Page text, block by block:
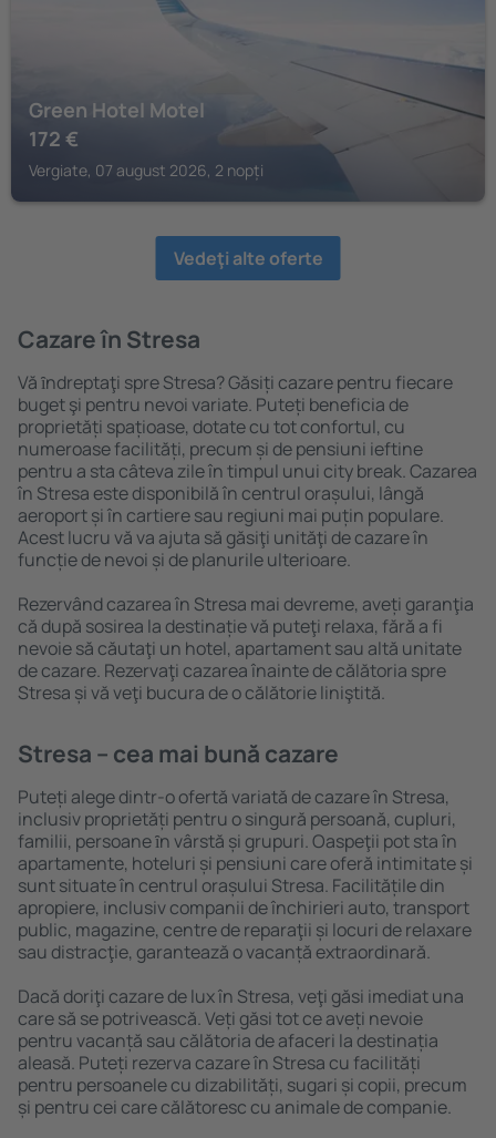
Green Hotel Motel
172 €
Vergiate, 07 august 2026, 2 nopți
Vedeţi alte oferte
Cazare în Stresa
Vă ȋndreptaţi spre Stresa? Găsiți cazare pentru fiecare
buget şi pentru nevoi variate. Puteți beneficia de
proprietăți spațioase, dotate cu tot confortul, cu
numeroase facilități, precum și de pensiuni ieftine
pentru a sta câteva zile în timpul unui city break. Cazarea
în Stresa este disponibilă în centrul orașului, lângă
aeroport și în cartiere sau regiuni mai puțin populare.
Acest lucru vă va ajuta să găsiţi unităţi de cazare în
funcție de nevoi și de planurile ulterioare.
Rezervând cazarea în Stresa mai devreme, aveți garanţia
că după sosirea la destinație vă puteţi relaxa, fără a fi
nevoie să căutaţi un hotel, apartament sau altă unitate
de cazare. Rezervaţi cazarea înainte de călătoria spre
Stresa și vă veţi bucura de o călătorie liniştită.
Stresa – cea mai bună cazare
Puteți alege dintr-o ofertă variată de cazare în Stresa,
inclusiv proprietăți pentru o singură persoană, cupluri,
familii, persoane ȋn vârstă și grupuri. Oaspeţii pot sta în
apartamente, hoteluri și pensiuni care oferă intimitate și
sunt situate în centrul orașului Stresa. Facilitățile din
apropiere, inclusiv companii de închirieri auto, transport
public, magazine, centre de reparaţii și locuri de relaxare
sau distracţie, garantează o vacanță extraordinară.
Dacă doriţi cazare de lux în Stresa, veţi găsi imediat una
care să se potrivească. Veți găsi tot ce aveți nevoie
pentru vacanță sau călătoria de afaceri la destinația
aleasă. Puteți rezerva cazare în Stresa cu facilități
pentru persoanele cu dizabilități, sugari și copii, precum
și pentru cei care călătoresc cu animale de companie.